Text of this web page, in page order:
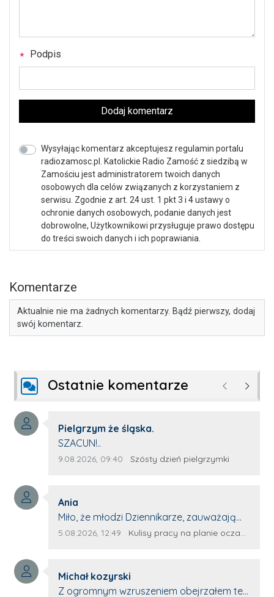
Podpis
Dodaj komentarz
Wysyłając komentarz akceptujesz regulamin portalu
radiozamosc.pl. Katolickie Radio Zamość z siedzibą w
Zamościu jest administratorem twoich danych
osobowych dla celów związanych z korzystaniem z
serwisu. Zgodnie z art. 24 ust. 1 pkt 3 i 4 ustawy o
ochronie danych osobowych, podanie danych jest
dobrowolne, Użytkownikowi przysługuje prawo dostępu
do treści swoich danych i ich poprawiania.
Komentarze
Aktualnie nie ma żadnych komentarzy. Bądź pierwszy, dodaj
swój komentarz.
Ostatnie komentarze Poprzednie
Autor komentarza:
Pielgrzym że śląska.
Treść komentarza:
SZACUN!..
Data dodania komentarza:
9.08.2026, 09:40 Źródło komentarza:
Szósty dzień pielgrzymki
Autor komentarza:
Ania
Treść komentarza:
Miło, że młodzi Dziennikarze, zauważają
młode talenty, które dopiero wkraczają
z nim wywiad, który przeprowadzi Pan
Artur.
Data dodania komentarza:
5.08.2026, 12:49 Źródło komentarza:
Kulisy pracy na planie oczami młodego filmowca
Autor komentarza:
Michał kozyrski
Treść komentarza:
Z ogromnym wzruszeniem obejrzałem ten